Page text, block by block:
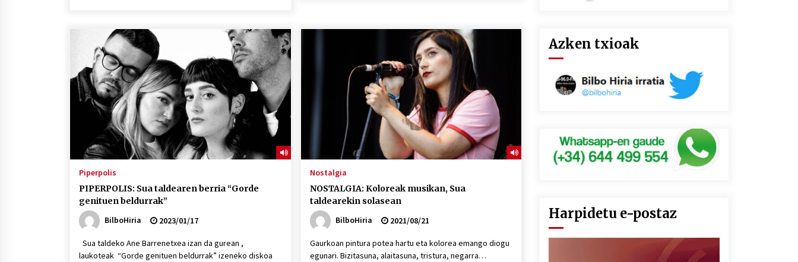
Piperpolis
PIPERPOLIS: Sua taldearen berria “Gorde
genituen beldurrak”
BilboHiria
2023/01/17
Sua taldeko Ane Barrenetxea izan da gurean ,
laukoteak “Gorde genituen beldurrak” izeneko diskoa
Nostalgia
NOSTALGIA: Koloreak musikan, Sua
taldearekin solasean
BilboHiria
2021/08/21
Gaurkoan pintura potea hartu eta kolorea emango diogu
egunari. Bizitasuna, alaitasuna, tristura, negarra…
Azken txioak
Harpidetu e-postaz